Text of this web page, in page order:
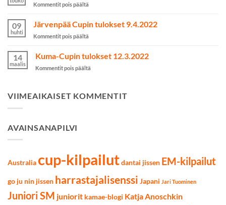
valittu
Kommentit pois päältä
SM-
kilpailut
7.5.2022
09
huhti
Järvenpää Cupin tulokset 9.4.2022
Kommentit pois päältä
Cupin
tulokset
9.4.2022
14
maalis
Kuma-Cupin tulokset 12.3.2022
Kommentit pois päältä
tulokset
VIIMEAIKAISET KOMMENTIT
AVAINSANAPILVI
Australia cup-kilpailutdantai jissen EM-kilpailut
go ju nin jissen harrastajalisenssi Japani Jari Tuominen
Juniori SM juniorit kamae-blogi Katja Anoschkin